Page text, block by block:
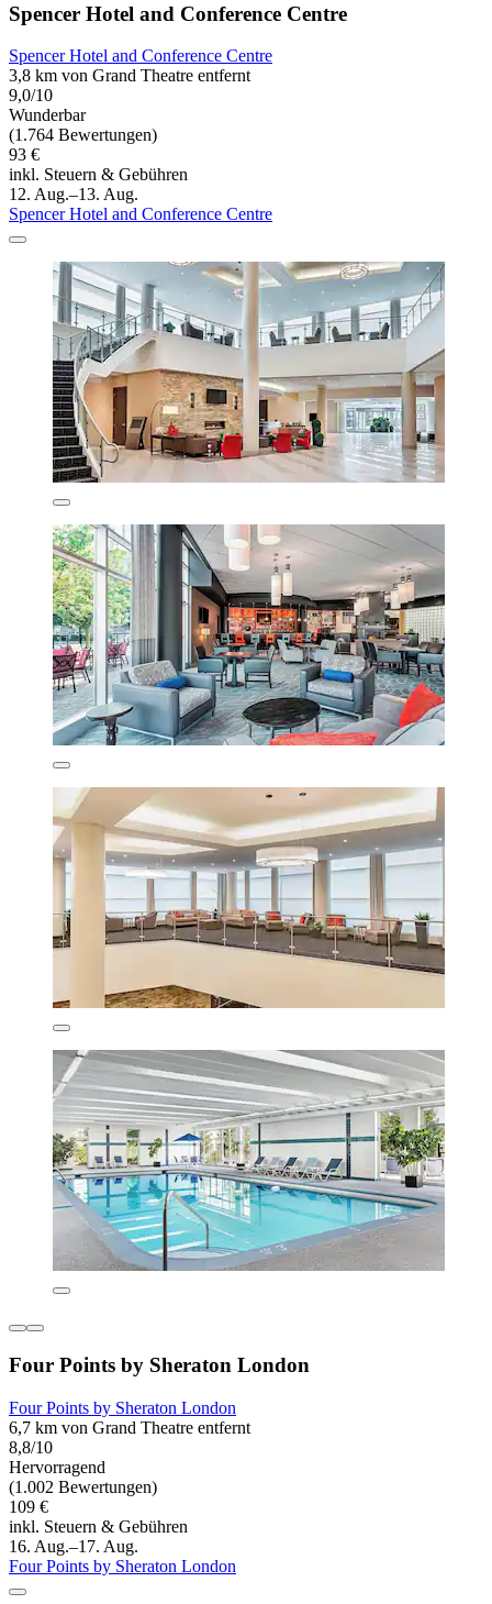
Spencer Hotel and Conference Centre
Spencer Hotel and Conference Centre
3,8 km von Grand Theatre entfernt
9,0/10
Wunderbar
(1.764 Bewertungen)
93 €
inkl. Steuern & Gebühren
12. Aug.–13. Aug.
Spencer Hotel and Conference Centre
Four Points by Sheraton London
Four Points by Sheraton London
6,7 km von Grand Theatre entfernt
8,8/10
Hervorragend
(1.002 Bewertungen)
109 €
inkl. Steuern & Gebühren
16. Aug.–17. Aug.
Four Points by Sheraton London